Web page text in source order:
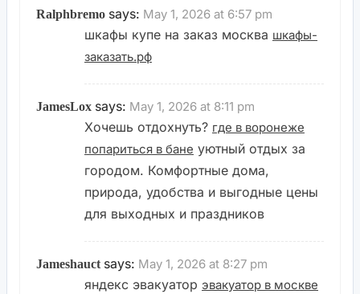
Ralphbremo says: May 1, 2026 at 6:57 pm
шкафы купе на заказ москва шкафы-
заказать.рф
JamesLox says: May 1, 2026 at 8:11 pm
Хочешь отдохнуть? где в воронеже
попариться в бане уютный отдых за
городом. Комфортные дома,
природа, удобства и выгодные цены
для выходных и праздников
Jameshauct says: May 1, 2026 at 8:27 pm
яндекс эвакуатор эвакуатор в москве